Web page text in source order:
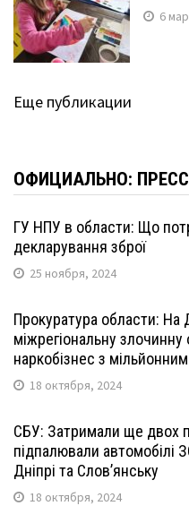
6
Еще публикации
ОФИЦИАЛЬНО:
ГУ НПУ в области: Що
декларування зброї
25 ноября, 2024
Прокуратура области: На
міжрегіональну злочинну
наркобізнес з
18 октября, 2024
СБУ: Затримали ще двох
підпалювали автомобілі
Дніпрі та Слов’янську
18 октября, 2024